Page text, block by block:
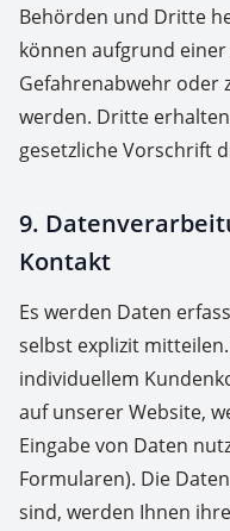
Behörden und Dritte
können aufgrund
Gefahrenabwehr oder
werden. Dritte
gesetzliche Vorschrift
9.
Kontakt
Es werden Daten
selbst explizit
individuellem
auf unserer Website,
Eingabe von Daten
Formularen). Die
sind, werden Ihnen